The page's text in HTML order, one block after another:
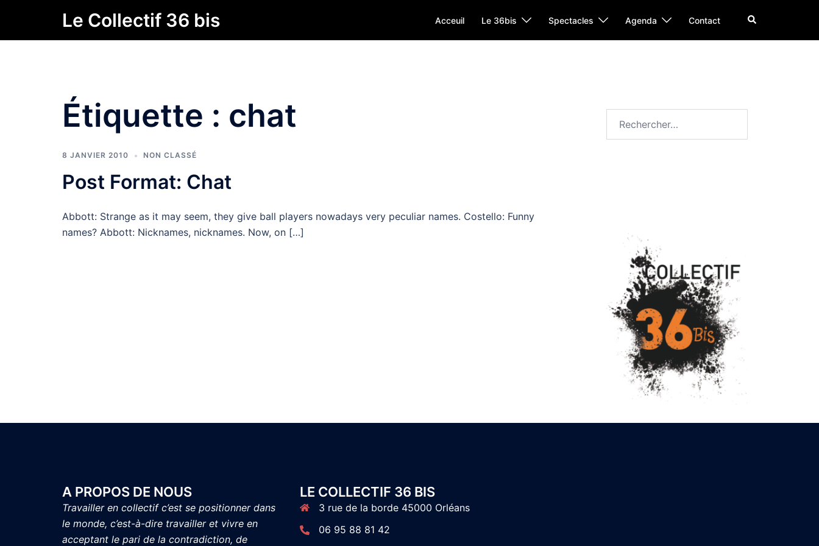
contenu
Le Collectif 36 bis Acceuil Le 36bis Spectacles Agenda Contact Rechercher
Étiquette : chat
8 JANVIER 2010 NON CLASSÉ
Post Format: Chat
Abbott: Strange as it may seem, they give ball players nowadays very peculiar names. Costello: Funny
names? Abbott: Nicknames, nicknames. Now, on […]
A PROPOS DE NOUS
Travailler en collectif c’est se positionner dans
le monde, c’est-à-dire travailler et vivre en
acceptant le pari de la contradiction, de
LE COLLECTIF 36 BIS
3 rue de la borde 45000 Orléans
06 95 88 81 42